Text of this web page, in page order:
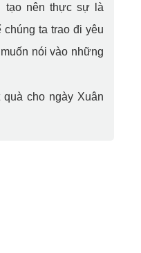
tạo nên thực sự là
ta trao đi yêu
nói vào những
quà cho ngày Xuân